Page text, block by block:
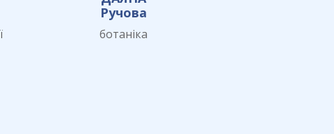
Ручова
ботаніка